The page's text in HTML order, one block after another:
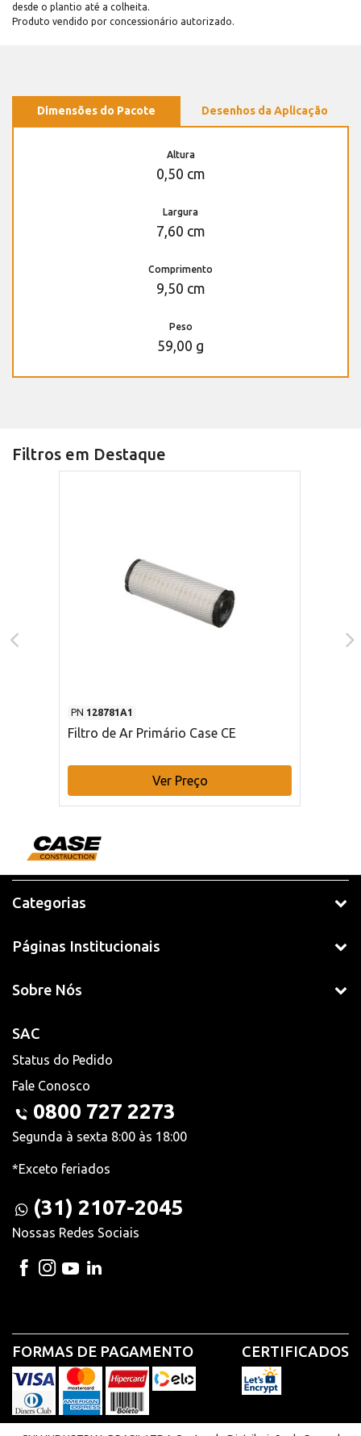
desde o plantio até a colheita.
Produto vendido por concessionário autorizado.
Dimensões do Pacote Desenhos da Aplicação
Altura
0,50 cm
Largura
7,60 cm
Comprimento
9,50 cm
Peso
59,00 g
Filtros em Destaque
PN 128781A1
Filtro de Ar Primário Case CE
Ver Preço
Categorias
Páginas Institucionais
Sobre Nós
SAC
Status do Pedido
Fale Conosco
0800 727 2273
Segunda à sexta 8:00 às 18:00
*Exceto feriados
(31) 2107-2045
Nossas Redes Sociais
FORMAS DE PAGAMENTO CERTIFICADOS